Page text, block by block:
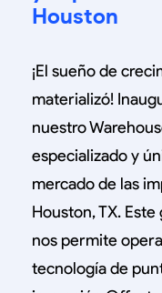
Houston
¡El sueño de
materializó!
nuestro
especializado y
mercado de las
Houston, TX.
nos permite
tecnología de